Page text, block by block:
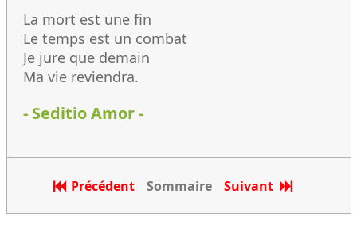
La mort est une fin
Le temps est un combat
Je jure que demain
Ma vie reviendra.
- Seditio Amor -
Précédent Sommaire Suivant